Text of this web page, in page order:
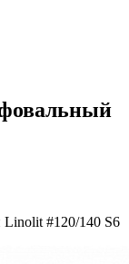
#120/140 S6